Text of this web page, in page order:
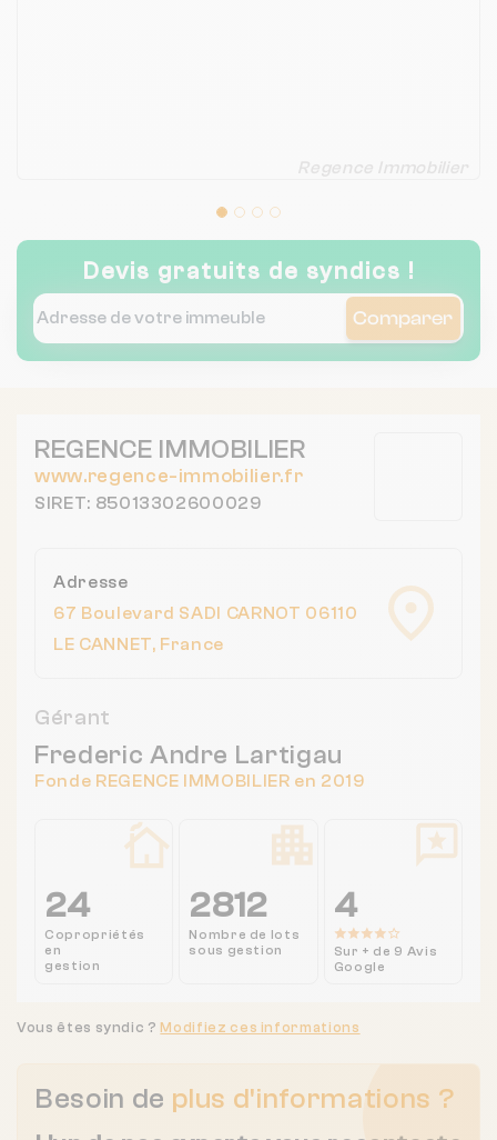
Regence Immobilier
Devis gratuits de syndics !
Comparer
REGENCE IMMOBILIER
www.regence-immobilier.fr
SIRET: 85013302600029
Adresse
67 Boulevard SADI CARNOT 06110
LE CANNET, France
Gérant
Frederic Andre Lartigau
Fonde REGENCE IMMOBILIER en 2019
24
Copropriétés
en
gestion
2812
Nombre de lots
sous gestion
4
Sur + de 9 Avis
Google
Besoin de plus d'informations ?
Vous êtes syndic ? Modifiez ces informations